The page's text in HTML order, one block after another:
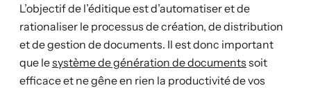
L’objectif de l’éditique est d’automatiser et de
rationaliser le processus de création, de distribution
et de gestion de documents. Il est donc important
que lesystème de génération de documents soit
efficace et ne gêne en rien la productivité de vos